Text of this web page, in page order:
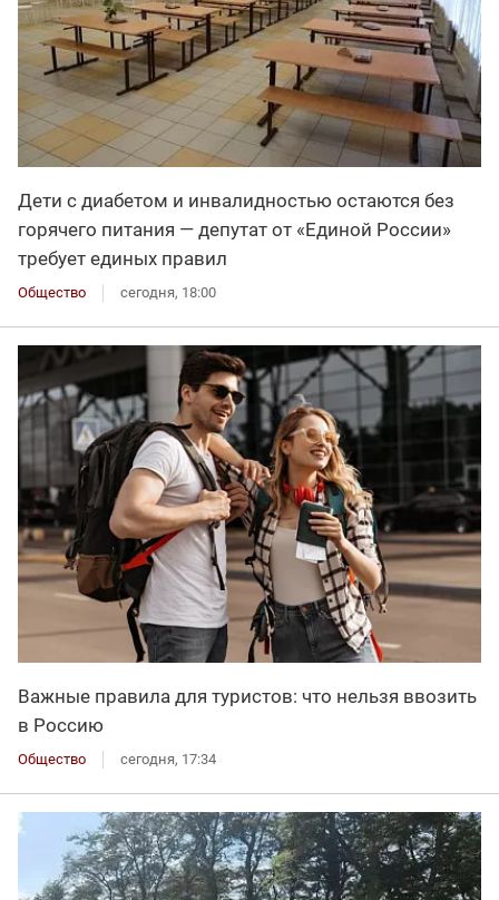
Дети с диабетом и инвалидностью остаются без
горячего питания — депутат от «Единой России»
требует единых правил
Общество сегодня, 18:00
Важные правила для туристов: что нельзя ввозить
в Россию
Общество сегодня, 17:34